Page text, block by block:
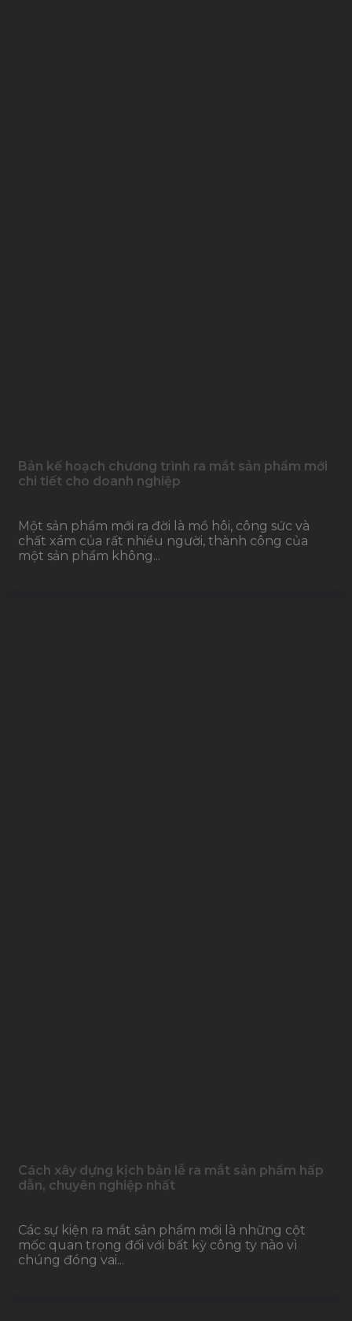
Bản kế hoạch chương trình ra mắt sản phẩm mới
chi tiết cho doanh nghiệp
Một sản phẩm mới ra đời là mồ hôi, công sức và
chất xám của rất nhiều người, thành công của
một sản phẩm không...
Cách xây dựng kịch bản lễ ra mắt sản phẩm hấp
dẫn, chuyên nghiệp nhất
Các sự kiện ra mắt sản phẩm mới là những cột
mốc quan trọng đối với bất kỳ công ty nào vì
chúng đóng vai...